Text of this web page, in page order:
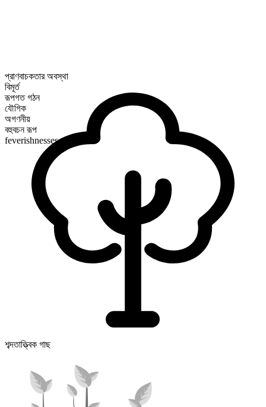
প্রাণবাচকতার অবস্থা
বিমূর্ত
রূপগত গঠন
যৌগিক
অগণনীয়
বহুবচন রূপ
feverishnesses
শব্দতাত্ত্বিক গাছ